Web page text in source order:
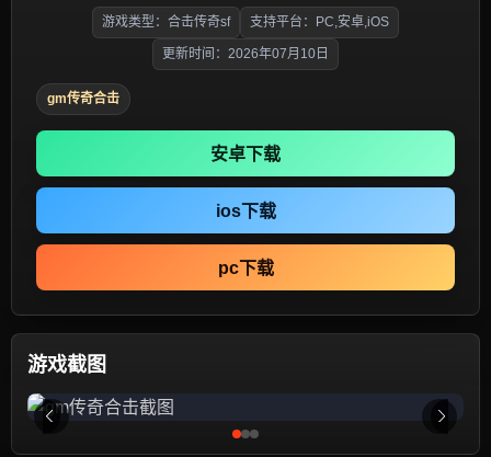
游戏类型：合击传奇sf 支持平台：PC,安卓,iOS
更新时间：2026年07月10日
gm传奇合击
安卓下载
ios下载
pc下载
游戏截图